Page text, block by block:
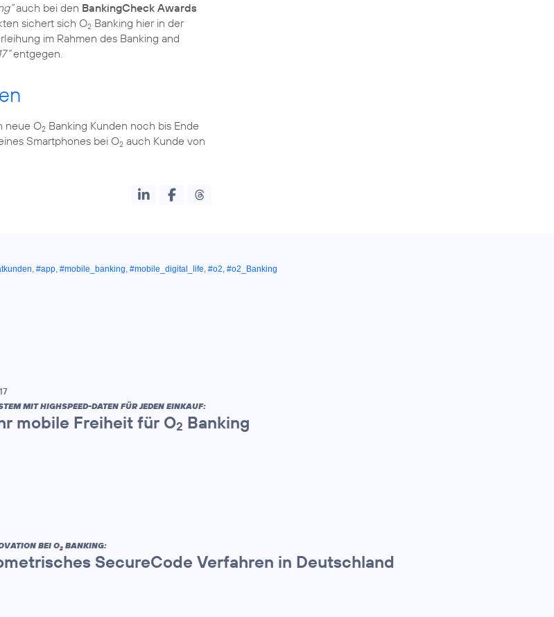
auch bei den BankingCheck Awards
sichert sich O2 Banking hier in der
im Rahmen des Banking and
entgegen.
neue O2 Banking Kunden noch bis Ende
Smartphones bei O2 auch Kunde von
, #app, #mobile_banking, #mobile_digital_life, #o2, #o2_Banking
MIT HIGHSPEED-DATEN FÜR JEDEN EINKAUF:
mobile Freiheit für O2 Banking
BEI O2 BANKING:
SecureCode Verfahren in Deutschland